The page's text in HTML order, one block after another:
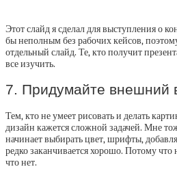
Этот слайд я сделал для выступления о
бы неполным без рабочих кейсов,
отдельный слайд. Те, кто получит
все изучить.
7. Придумайте внешний
Тем, кто не умеет рисовать и делать
дизайн кажется сложной задачей. Мне
начинает выбирать цвет, шрифты,
редко заканчивается хорошо. Потому
что нет.